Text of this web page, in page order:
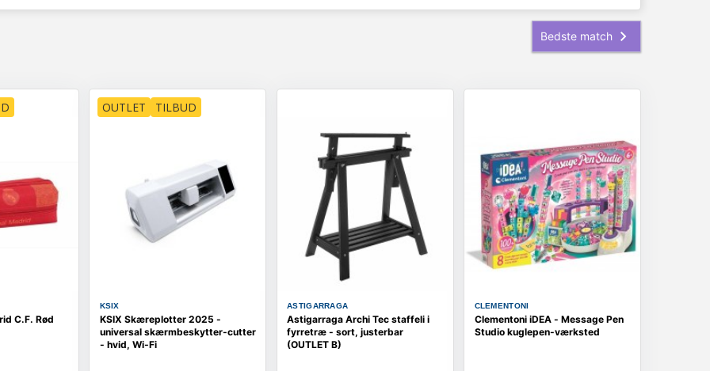
C.F. Rød
OUTLET TILBUD
KSIX
KSIX Skæreplotter 2025 -
universal skærmbeskytter-cutter
- hvid, Wi‑Fi
ASTIGARRAGA
Astigarraga Archi Tec staffeli i
fyrretræ - sort, justerbar
(OUTLET B)
CLEMENTONI
Clementoni iDEA - Message Pen
Studio kuglepen-værksted